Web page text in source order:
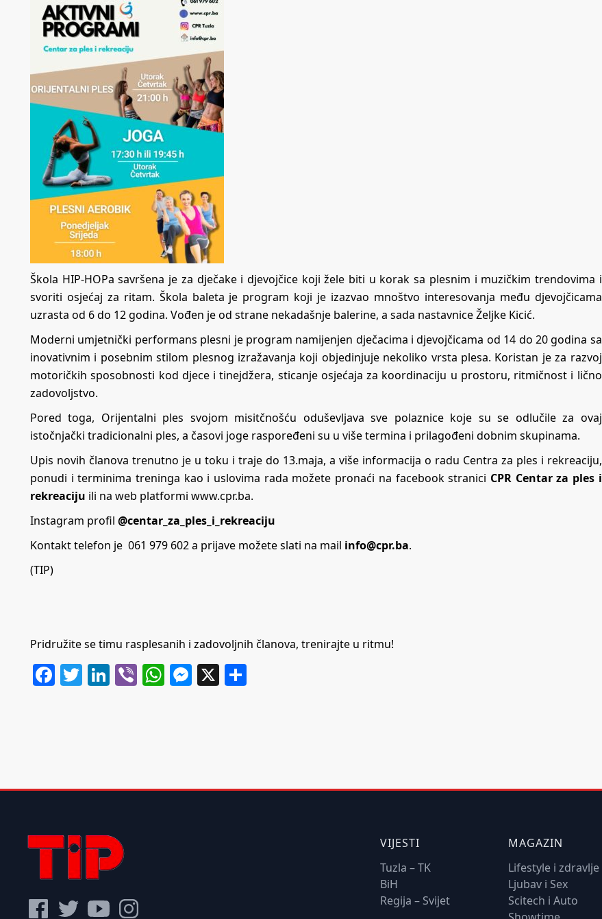
Škola HIP-HOPa savršena je za dječake i djevojčice koji žele biti u korak sa plesnim i muzičkim trendovima i
svoriti osjećaj za ritam. Škola baleta je program koji je izazvao mnoštvo interesovanja među djevojčicama
uzrasta od 6 do 12 godina. Vođen je od strane nekadašnje balerine, a sada nastavnice Željke Kicić.
Moderni umjetnički performans plesni je program namijenjen dječacima i djevojčicama od 14 do 20 godina sa
inovativnim i posebnim stilom plesnog izražavanja koji objedinjuje nekoliko vrsta plesa. Koristan je za razvoj
motoričkih sposobnosti kod djece i tinejdžera, sticanje osjećaja za koordinaciju u prostoru, ritmičnost i lično
zadovoljstvo.
Pored toga, Orijentalni ples svojom misitčnošću oduševljava sve polaznice koje su se odlučile za ovaj
istočnjački tradicionalni ples, a časovi joge raspoređeni su u više termina i prilagođeni dobnim skupinama.
Upis novih članova trenutno je u toku i traje do 13.maja, a više informacija o radu Centra za ples i rekreaciju,
ponudi i terminima treninga kao i uslovima rada možete pronaći na facebook stranici CPR Centar za ples i
rekreaciju ili na web platformi www.cpr.ba.
Instagram profil @centar_za_ples_i_rekreaciju
Kontakt telefon je 061 979 602 a prijave možete slati na mail info@cpr.ba.
(TIP)
Pridružite se timu rasplesanih i zadovoljnih članova, trenirajte u ritmu!
Facebook
Twitter
LinkedIn
ViberWhatsApp
Messenger
X
VIJESTI
Tuzla – TK
BiH
Regija – Svijet
MAGAZIN
Lifestyle i zdravlje
Ljubav i Sex
Scitech i Auto